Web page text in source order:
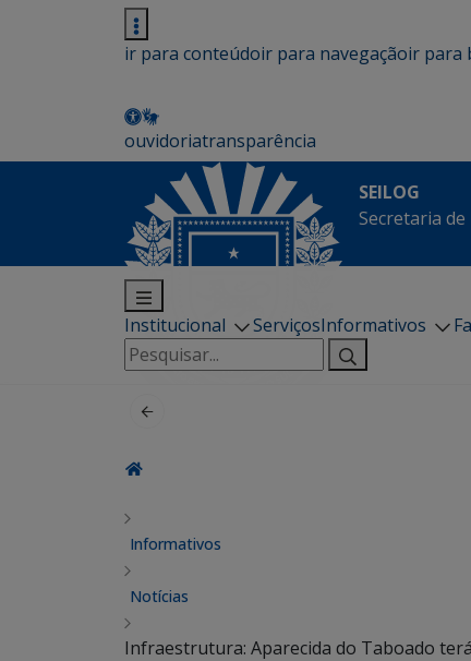
ir para conteúdoir para navegaçãoir para
ouvidoriatransparência
SEILOG
Secretaria
Institucional ServiçosInformativos
Pesquisar
por:
Informativos
Notícias
Infraestrutura: Aparecida do Taboado